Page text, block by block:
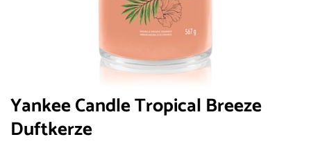
Yankee Candle Tropical Breeze
Duftkerze